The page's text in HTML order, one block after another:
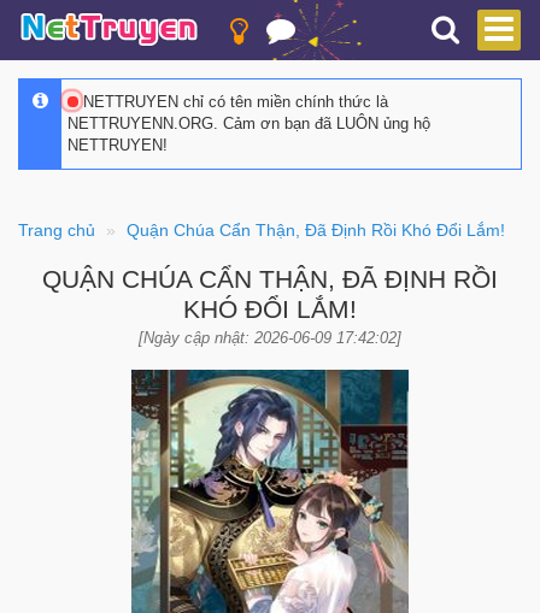
NETTRUYEN chỉ có tên miền chính thức là
NETTRUYENN.ORG. Cảm ơn bạn đã LUÔN ủng hộ
NETTRUYEN!
Trang chủ Quận Chúa Cẩn Thận, Đã Định Rồi Khó Đổi Lắm!
QUẬN CHÚA CẨN THẬN, ĐÃ ĐỊNH RỒI
KHÓ ĐỔI LẮM!
[Ngày cập nhật: 2026-06-09 17:42:02]